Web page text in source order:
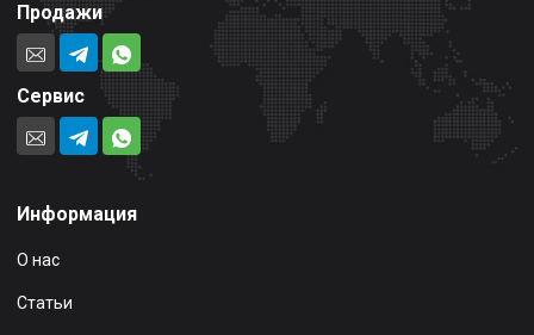
Продажи
Сервис
Информация
О нас
Статьи